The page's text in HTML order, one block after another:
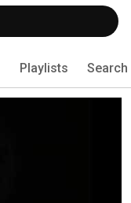
Playlists Search